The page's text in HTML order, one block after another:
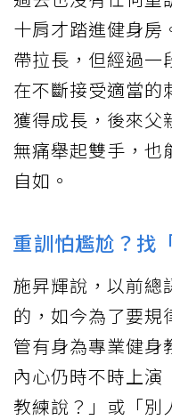
十肩才踏進健身房
帶拉長，但經過一
在不斷接受適當的
獲得成長，後來父
無痛舉起雙手，也
自如。
重訓怕尷尬？找
施昇輝說，以前總
的，如今為了要規
管有身為專業健身
內心仍時不時上演
教練說？」或「別